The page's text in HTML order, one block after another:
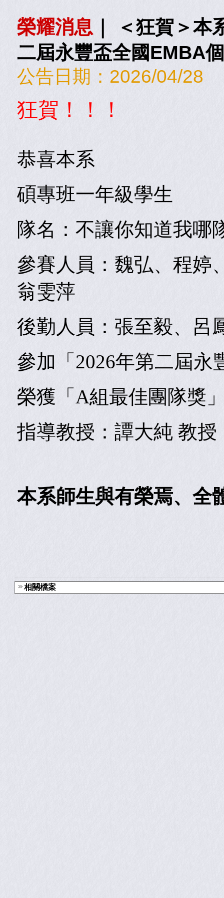
榮耀消息
＜狂賀＞本
二屆永豐盃全國EMBA
公告日期： 2026/04/28
狂賀！！！
恭喜本系
碩專班一年級學生
隊名：不讓你知道我哪
參賽人員：魏弘、程婷
翁雯萍
後勤人員：張至毅、呂
參加「 2026年第二屆永
榮獲「A組最佳團隊獎
指導教授：譚大純 教授
本系師生與有榮焉、全
相關檔案